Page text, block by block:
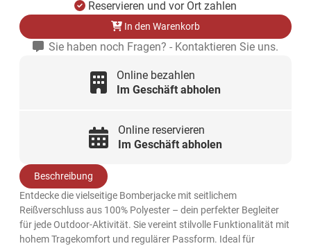
Reservieren und vor Ort zahlen
In den Warenkorb
Sie haben noch Fragen? - Kontaktieren Sie uns.
Online bezahlen
Im Geschäft abholen
Online reservieren
Im Geschäft abholen
Beschreibung
Entdecke die vielseitige Bomberjacke mit seitlichem
Reißverschluss aus 100% Polyester – dein perfekter Begleiter
für jede Outdoor-Aktivität. Sie vereint stilvolle Funktionalität mit
hohem Tragekomfort und regulärer Passform. Ideal für